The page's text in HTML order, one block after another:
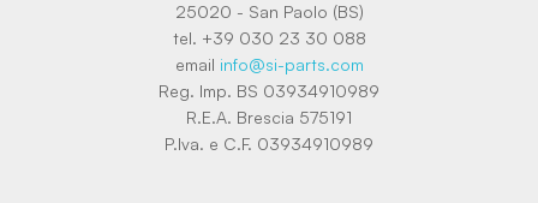
25020 - San Paolo (BS)
tel. +39 030 23 30 088
email info@si-parts.com
Reg. Imp. BS 03934910989
R.E.A. Brescia 575191
P.Iva. e C.F. 03934910989